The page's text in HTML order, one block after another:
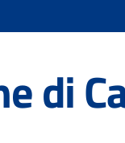
di